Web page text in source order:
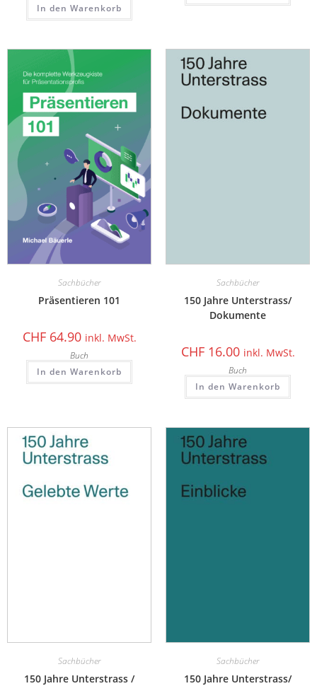
In den Warenkorb
Sachbücher
Präsentieren 101
CHF64.90 inkl. MwSt.
Buch
In den Warenkorb
Sachbücher
150 Jahre Unterstrass/
Dokumente
CHF16.00 inkl. MwSt.
Buch
In den Warenkorb
Sachbücher
150 Jahre Unterstrass /
Sachbücher
150 Jahre Unterstrass/